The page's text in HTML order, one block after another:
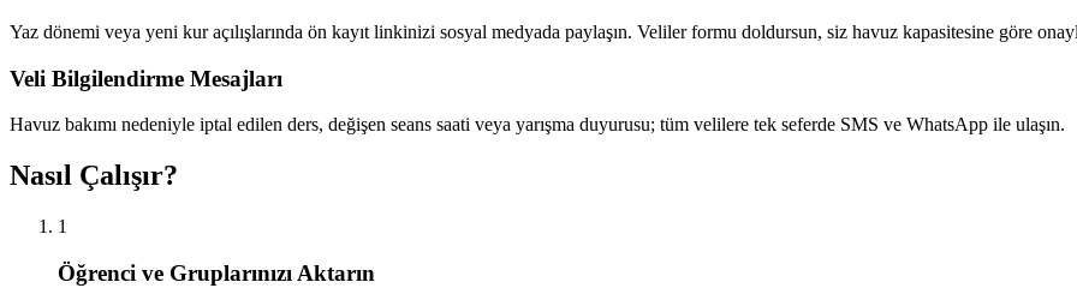
Yaz dönemi veya yeni kur açılışlarında ön kayıt linkinizi sosyal medyada paylaşın. Veliler formu doldursun, siz havuz kapasitesine göre
Veli Bilgilendirme Mesajları
Havuz bakımı nedeniyle iptal edilen ders, değişen seans saati veya yarışma duyurusu; tüm velilere tek seferde SMS ve WhatsApp ile ulaşın.
Nasıl Çalışır?
1
Öğrenci ve Gruplarınızı Aktarın